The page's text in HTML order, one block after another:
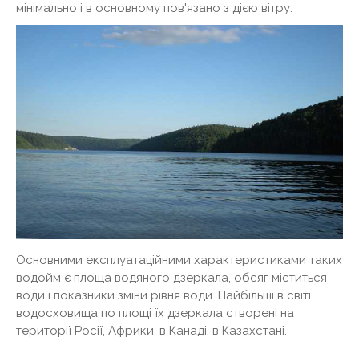
мінімально і в основному пов'язано з дією вітру.
Основними експлуатаційними характеристиками таких
водойм є площа водяного дзеркала, обсяг міститься
води і показники зміни рівня води. Найбільші в світі
водосховища по площі їх дзеркала створені на
території Росії, Африки, в Канаді, в Казахстані.